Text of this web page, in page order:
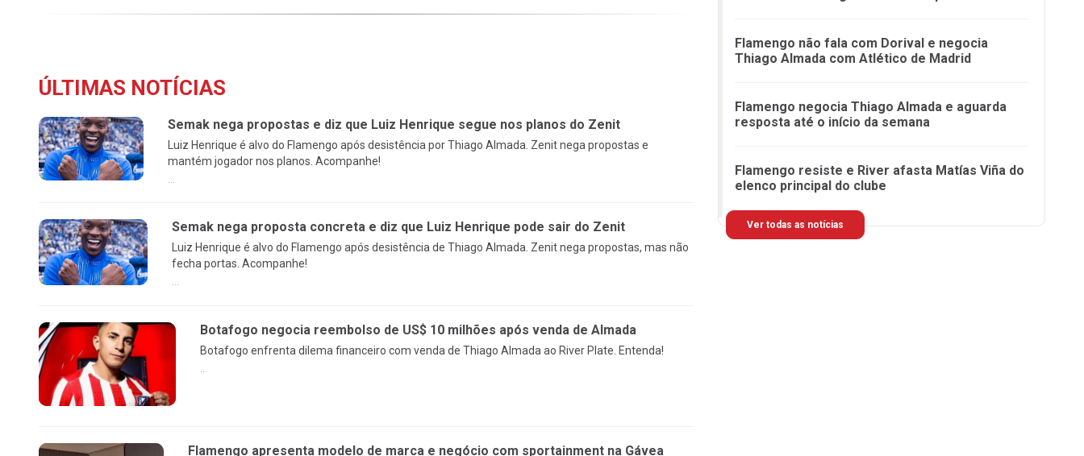
ÚLTIMAS NOTÍCIAS
Semak nega propostas e diz que Luiz Henrique segue nos planos do Zenit
Luiz Henrique é alvo do Flamengo após desistência por Thiago Almada. Zenit nega propostas e
mantém jogador nos planos. Acompanhe!
...
Semak nega proposta concreta e diz que Luiz Henrique pode sair do Zenit
Luiz Henrique é alvo do Flamengo após desistência de Thiago Almada. Zenit nega propostas, mas não
fecha portas. Acompanhe!
...
Botafogo negocia reembolso de US$ 10 milhões após venda de Almada
Botafogo enfrenta dilema financeiro com venda de Thiago Almada ao River Plate. Entenda!
...
Flamengo apresenta modelo de marca e negócio com sportainment na Gávea
Flamengo não fala com Dorival e negocia
Thiago Almada com Atlético de Madrid
Flamengo negocia Thiago Almada e aguarda
resposta até o início da semana
Flamengo resiste e River afasta Matías Viña do
elenco principal do clube
Ver todas as notícias